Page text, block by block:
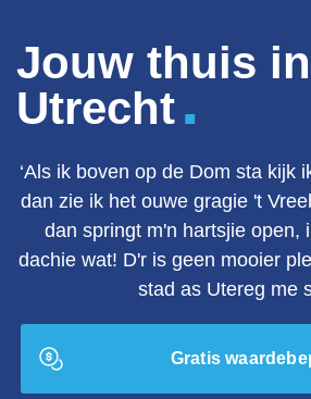
Jouw thuis in
Utrecht.
‘Als ik boven op de Dom sta kijk
dan zie ik het ouwe gragie 't
dan springt m'n hartsjie open,
dachie wat! D'r is geen mooier
stad as Utereg me
Gratis